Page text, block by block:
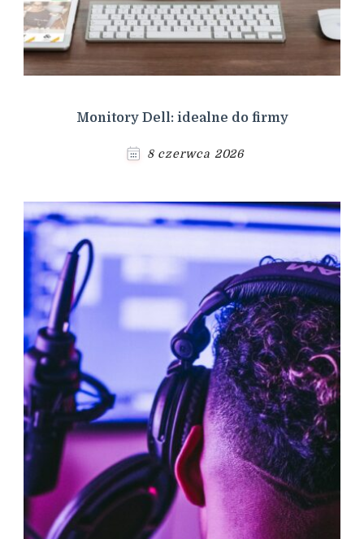
Monitory Dell: idealne do firmy
8 czerwca 2026